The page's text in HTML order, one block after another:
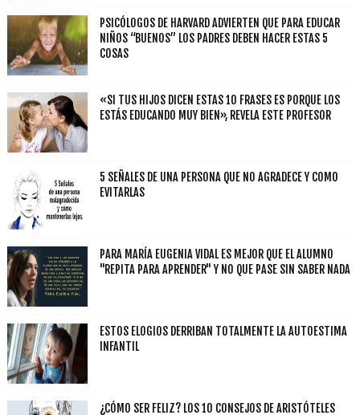
PSICÓLOGOS DE HARVARD ADVIERTEN QUE PARA EDUCAR
NIÑOS “BUENOS” LOS PADRES DEBEN HACER ESTAS 5
COSAS
«SI TUS HIJOS DICEN ESTAS 10 FRASES ES PORQUE LOS
ESTÁS EDUCANDO MUY BIEN», REVELA ESTE PROFESOR
5 SEÑALES DE UNA PERSONA QUE NO AGRADECE Y COMO
EVITARLAS
PARA MARÍA EUGENIA VIDAL ES MEJOR QUE EL ALUMNO
"REPITA PARA APRENDER" Y NO QUE PASE SIN SABER NADA
ESTOS ELOGIOS DERRIBAN TOTALMENTE LA AUTOESTIMA
INFANTIL
¿CÓMO SER FELIZ? LOS 10 CONSEJOS DE ARISTÓTELES